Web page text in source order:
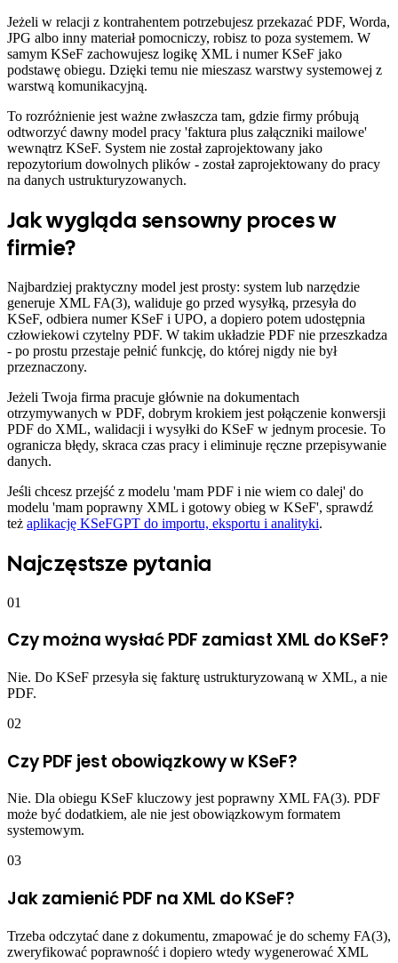
Jeżeli w relacji z kontrahentem potrzebujesz przekazać PDF, Worda,
JPG albo inny materiał pomocniczy, robisz to poza systemem. W
samym KSeF zachowujesz logikę XML i numer KSeF jako
podstawę obiegu. Dzięki temu nie mieszasz warstwy systemowej z
warstwą komunikacyjną.
To rozróżnienie jest ważne zwłaszcza tam, gdzie firmy próbują
odtworzyć dawny model pracy 'faktura plus załączniki mailowe'
wewnątrz KSeF. System nie został zaprojektowany jako
repozytorium dowolnych plików - został zaprojektowany do pracy
na danych ustrukturyzowanych.
Jak wygląda sensowny proces w
firmie?
Najbardziej praktyczny model jest prosty: system lub narzędzie
generuje XML FA(3), waliduje go przed wysyłką, przesyła do
KSeF, odbiera numer KSeF i UPO, a dopiero potem udostępnia
człowiekowi czytelny PDF. W takim układzie PDF nie przeszkadza
- po prostu przestaje pełnić funkcję, do której nigdy nie był
przeznaczony.
Jeżeli Twoja firma pracuje głównie na dokumentach
otrzymywanych w PDF, dobrym krokiem jest połączenie konwersji
PDF do XML, walidacji i wysyłki do KSeF w jednym procesie. To
ogranicza błędy, skraca czas pracy i eliminuje ręczne przepisywanie
danych.
Jeśli chcesz przejść z modelu 'mam PDF i nie wiem co dalej' do
modelu 'mam poprawny XML i gotowy obieg w KSeF', sprawdź
też aplikację KSeFGPT do importu, eksportu i analityki.
Najczęstsze pytania
01
Czy można wysłać PDF zamiast XML do KSeF?
Nie. Do KSeF przesyła się fakturę ustrukturyzowaną w XML, a nie
PDF.
02
Czy PDF jest obowiązkowy w KSeF?
Nie. Dla obiegu KSeF kluczowy jest poprawny XML FA(3). PDF
może być dodatkiem, ale nie jest obowiązkowym formatem
systemowym.
03
Jak zamienić PDF na XML do KSeF?
Trzeba odczytać dane z dokumentu, zmapować je do schemy FA(3),
zweryfikować poprawność i dopiero wtedy wygenerować XML